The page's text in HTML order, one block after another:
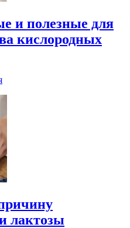
и полезные для
кислородных
лактозы